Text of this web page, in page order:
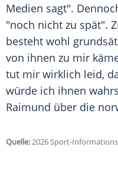
Medien sagt".
"noch nicht zu spät".
besteht wohl
von ihnen zu mir
tut mir wirklich leid,
würde ich ihnen
Raimund über die
Quelle:2026 Sport-